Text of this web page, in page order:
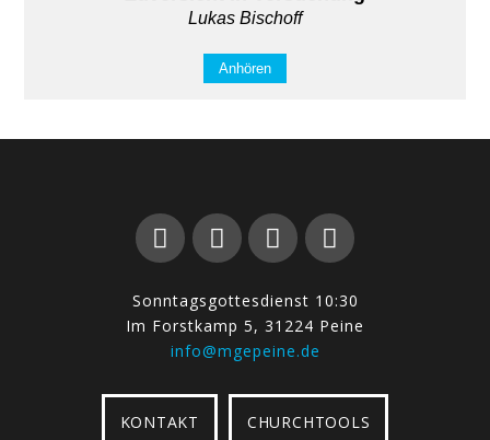
Lukas Bischoff
Anhören
Sonntagsgottesdienst 10:30
Im Forstkamp 5, 31224 Peine
info@mgepeine.de
KONTAKT CHURCHTOOLS